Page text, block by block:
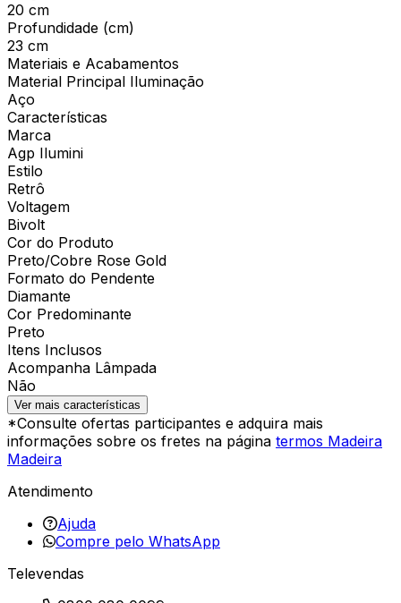
20 cm
Profundidade (cm)
23 cm
Materiais e Acabamentos
Material Principal Iluminação
Aço
Características
Marca
Agp Ilumini
Estilo
Retrô
Voltagem
Bivolt
Cor do Produto
Preto/Cobre Rose Gold
Formato do Pendente
Diamante
Cor Predominante
Preto
Itens Inclusos
Acompanha Lâmpada
Não
Ver mais características
*Consulte ofertas participantes e adquira mais
informações sobre os fretes na página termos Madeira
Madeira
Atendimento
Ajuda
Compre pelo WhatsApp
Televendas